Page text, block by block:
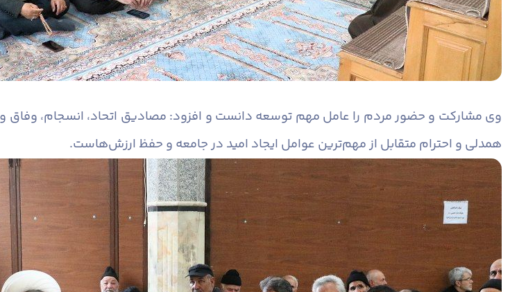
وی مشارکت و حضور مردم را عامل مهم توسعه دانست و افزود: مصادیق اتحاد، انسجام،
همدلی و احترام متقابل از مهم‌ترین عوامل ایجاد امید در جامعه و حفظ ارزش‌هاست.